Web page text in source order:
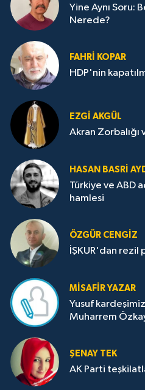
Yine Aynı Soru:
Nerede?
FAHRI KOPAR
HDP'nin
EZGI AKGÜL
Akran Zorbalığı
HASAN BASRI
Türkiye ve ABD
hamlesi
ÖZGÜR CENGIZ
İŞKUR'dan rezil
MISAFIR YAZAR
Yusuf
Muharrem
ŞENAY TEK
AK Parti